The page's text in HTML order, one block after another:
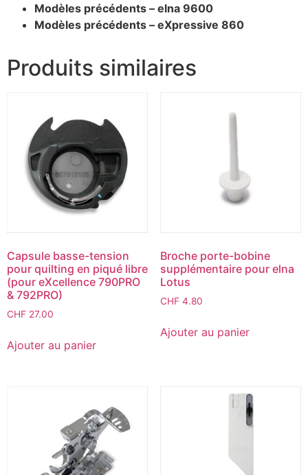
Modèles précédents – elna 9600
Modèles précédents – eXpressive 860
Produits similaires
Capsule basse-tension
pour quilting en piqué libre
(pour eXcellence 790PRO
& 792PRO)
CHF 27.00
Ajouter au panier
Broche porte-bobine
supplémentaire pour elna
Lotus
CHF4.80
Ajouter au panier